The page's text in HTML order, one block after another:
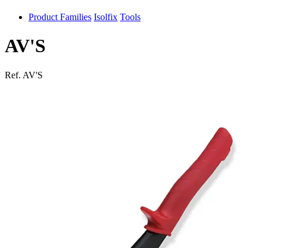
antivib
isolfix
Product Families Isolfix Tools
AV'S
Ref. AV'S